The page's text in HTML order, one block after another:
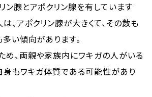
ン腺とアポクリン腺を有しています
、アポクリン腺が大きくて、その数も
い傾向があります。
め、両親や家族内にワキガの人がいる
身もワキガ体質である可能性があり